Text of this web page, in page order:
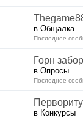
в Общалка
Последнее
Горн
в Опросы
Последнее
в Конкурсы